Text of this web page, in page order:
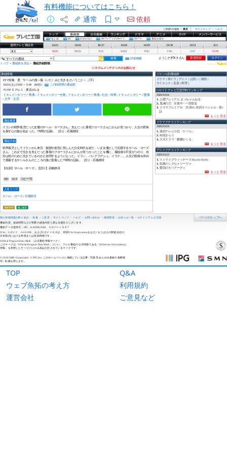
有料機能についてはこちら！
通常
依頼
TOP
Q&A
ウェブ魚拓の考え方
利用規約
運営会社
ご意見など